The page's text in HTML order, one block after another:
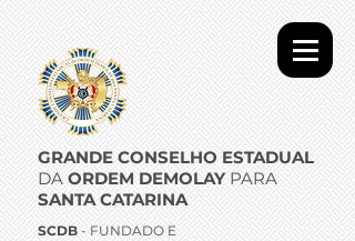
GRANDE CONSELHO ESTADUAL
DA ORDEM DEMOLAYPARA
SANTA CATARINA
SCDB - FUNDADO E